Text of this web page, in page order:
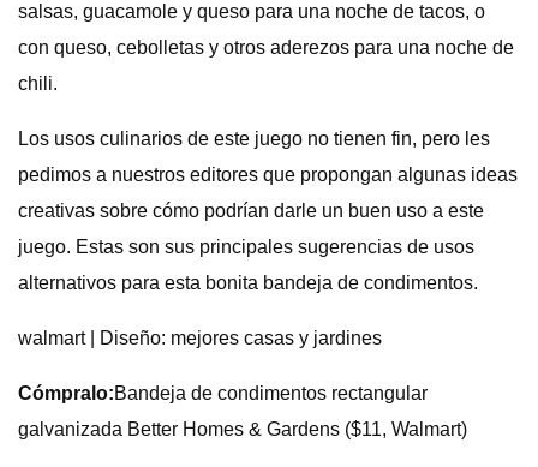
salsas, guacamole y queso para una noche de tacos, o
con queso, cebolletas y otros aderezos para una noche de
chili.
Los usos culinarios de este juego no tienen fin, pero les
pedimos a nuestros editores que propongan algunas ideas
creativas sobre cómo podrían darle un buen uso a este
juego. Estas son sus principales sugerencias de usos
alternativos para esta bonita bandeja de condimentos.
walmart | Diseño: mejores casas y jardines
Cómpralo:Bandeja de condimentos rectangular
galvanizada Better Homes & Gardens ($11, Walmart)